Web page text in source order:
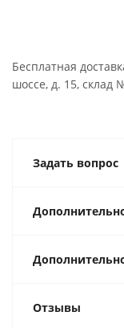
Бесплатная
шоссе, д. 15, склад
Задать вопрос
Отзывы